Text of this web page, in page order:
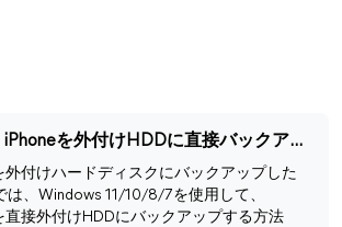
【Windows版】iPhoneを外付けHDDに直接バックアップする方法
外付けハードディスクにバックアップした
は、Windows 11/10/8/7を使用して、
直接外付けHDDにバックアップする方法